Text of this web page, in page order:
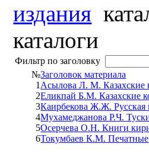
издания
каталоги
Фильтр по заголовку
№Заголовок материала
1Асылова Л. М. Казахские
2Еликпай Б.М. Казахские
3Каирбекова Ж.Ж. Русская
4Мухамеджанова Р.Ч.
5Осерчева О.Н. Книги
6Токумбаев К.М.